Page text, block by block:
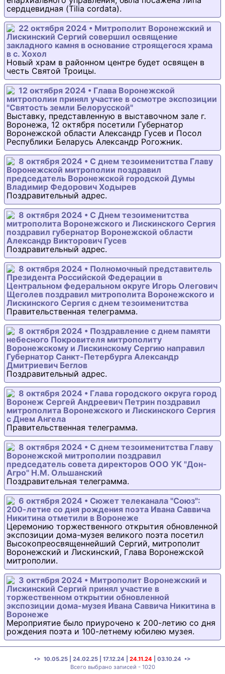
сердцевидная (Tilia cordata).
22 октября 2024 • Митрополит Воронежский и
Лискинский Сергий совершил освящение
закладного камня в основание строящегося храма
в с. Хохол
Новый храм в районном центре будет освящен в
честь Святой Троицы.
12 октября 2024 • Глава Воронежской
митрополии принял участие в осмотре экспозиции
"Святость земли Белорусской"
Выставку, представленную в выставочном зале г.
Воронежа, 12 октября посетили Губернатор
Воронежской области Александр Гусев и Посол
Республики Беларусь Александр Рогожник.
8 октября 2024 • С днем тезоименитства Главу
Воронежской митрополии поздравил
председатель Воронежской городской Думы
Владимир Федорович Ходырев
Поздравительный адрес.
8 октября 2024 • С Днем тезоименитства
митрополита Воронежского и Лискинского Сергия
поздравил губернатор Воронежской области
Александр Викторович Гусев
Поздравительный адрес.
8 октября 2024 • Полномочный представитель
Президента Российской Федерации в
Центральном федеральном округе Игорь Олегович
Щеголев поздравил митрополита Воронежского и
Лискинского Сергия с днем тезоименитства
Правительственная телеграмма.
8 октября 2024 • Поздравление с днем памяти
небесного Покровителя митрополиту
Воронежскому и Лискинскому Сергию направил
Губернатор Санкт-Петербурга Александр
Дмитриевич Беглов
Поздравительный адрес.
8 октября 2024 • Глава городского округа город
Воронеж Сергей Андреевич Петрин поздравил
митрополита Воронежского и Лискинского Сергия
с Днем Ангела
Правительственная телеграмма.
8 октября 2024 • С днем тезоименитства Главу
Воронежской митрополии поздравил
председатель совета директоров ООО УК "Дон-
Агро" Н.М. Ольшанский
Поздравительная телеграмма.
6 октября 2024 • Сюжет телеканала "Союз":
200-летие со дня рождения поэта Ивана Саввича
Никитина отметили в Воронеже
Церемонию торжественного открытия обновленной
экспозиции дома-музея великого поэта посетил
Высокопреосвященнейший Сергий, митрополит
Воронежский и Лискинский, Глава Воронежской
митрополии.
3 октября 2024 • Митрополит Воронежский и
Лискинский Сергий принял участие в
торжественном открытии обновленной
экспозиции дома-музея Ивана Саввича Никитина в
Воронеже
Мероприятие было приурочено к 200-летию со дня
рождения поэта и 100-летнему юбилею музея.
•> 10.05.25 24.02.25 17.12.24 24.11.24 03.10.24 •>
Всего выбрано записей - 1020